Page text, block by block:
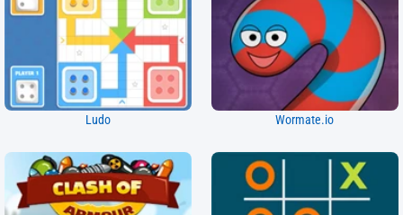
Ludo Wormate.io